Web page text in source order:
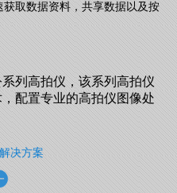
取数据资料，共享数据以及按
列高拍仪，该系列高拍仪
配置专业的高拍仪图像处
决方案